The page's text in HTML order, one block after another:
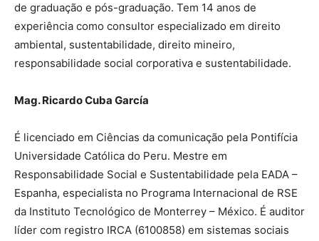
de graduação e pós-graduação. Tem 14 anos de
experiência como consultor especializado em direito
ambiental, sustentabilidade, direito mineiro,
responsabilidade social corporativa e sustentabilidade.
Mag. Ricardo Cuba García
É licenciado em Ciências da comunicação pela Pontifícia
Universidade Católica do Peru. Mestre em
Responsabilidade Social e Sustentabilidade pela EADA –
Espanha, especialista no Programa Internacional de RSE
da Instituto Tecnológico de Monterrey – México. É auditor
líder com registro IRCA (6100858) em sistemas sociais